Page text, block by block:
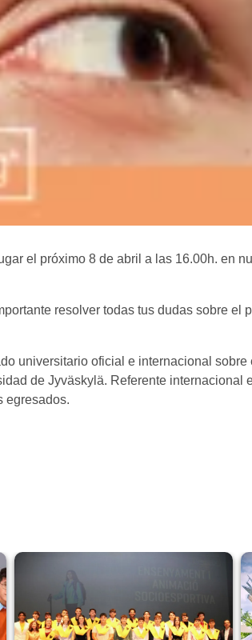
el próximo 8 de abril a las 16.00h. en
resolver todas tus dudas sobre el
universitario oficial e internacional
de Jyväskylä. Referente internacional
egresados.